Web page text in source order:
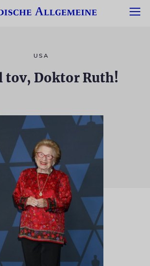
USA
tov, Doktor Ruth!